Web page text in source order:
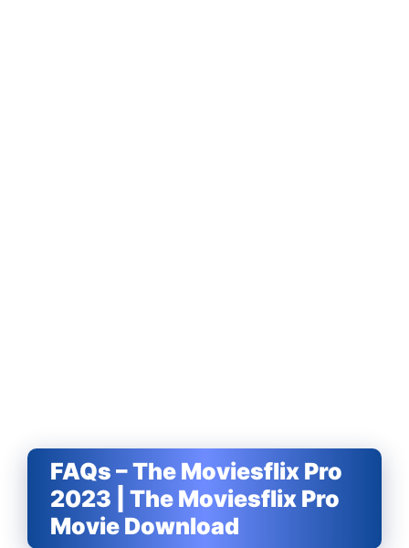
FAQs – The Moviesflix Pro
2023 | The Moviesflix Pro
Movie Download